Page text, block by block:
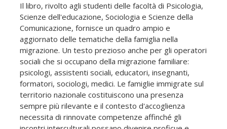
Il libro, rivolto agli studenti delle facoltà di Psicologia,
Scienze dell'educazione, Sociologia e Scienze della
Comunicazione, fornisce un quadro ampio e
aggiornato delle tematiche della famiglia nella
migrazione. Un testo prezioso anche per gli operatori
sociali che si occupano della migrazione familiare:
psicologi, assistenti sociali, educatori, insegnanti,
formatori, sociologi, medici. Le famiglie immigrate sul
territorio nazionale costituiscono una presenza
sempre più rilevante e il contesto d'accoglienza
necessita di rinnovate competenze affinché gli